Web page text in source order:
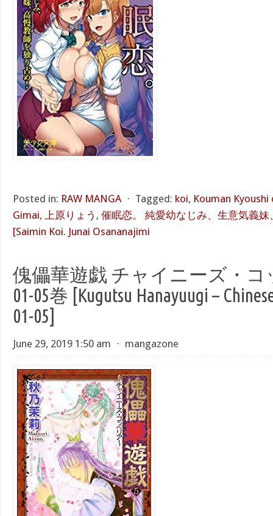
Posted in: RAW MANGA ⋅ Tagged: koi, Kouman
Gimai, 上原りょう , 催眠恋。 純愛幼なじみ、生意気義
[Saimin Koi. Junai Osananajimi
傀儡華遊戯 チャイニーズ・コ
01-05巻 [Kugutsu Hanayuugi –
01-05]
June 29, 2019 1:50 am ⋅ mangazone